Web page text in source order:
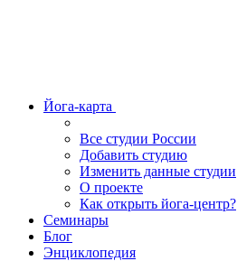
Йога-карта
Все студии России
Добавить студию
Изменить данные студии
О проекте
Как открыть йога-центр?
Семинары
Блог
Энциклопедия